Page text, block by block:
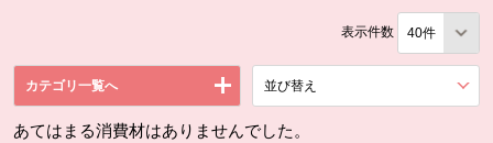
表示件数
カテゴリ一覧へ 並び替え
あてはまる消費材はありませんでした。